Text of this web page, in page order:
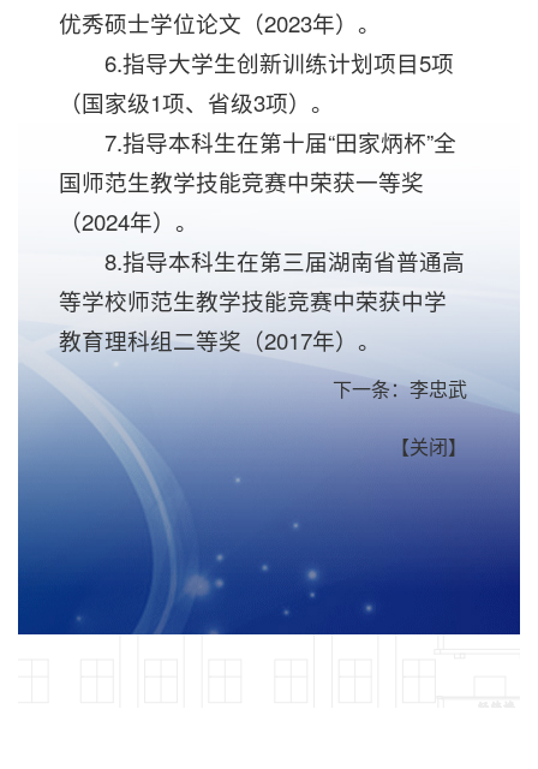
优秀硕士学位论文（2023年）。
6.指导大学生创新训练计划项目5项
（国家级1项、省级3项）。
7.指导本科生在第十届“田家炳杯”全
国师范生教学技能竞赛中荣获一等奖
（2024年）。
8.指导本科生在第三届湖南省普通高
等学校师范生教学技能竞赛中荣获中学
教育理科组二等奖（2017年）。
下一条：李忠武
【关闭】